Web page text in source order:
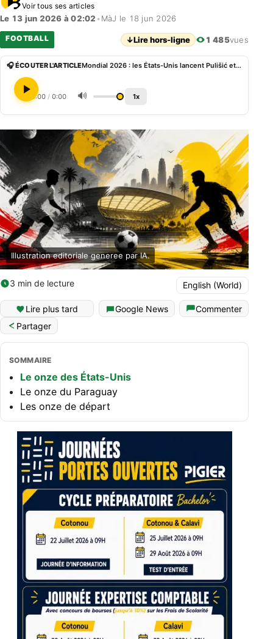
Voir tous ses articles
Le 13 jun 2026 à 02:02 • MàJ le 18 jun 2026
FOOTBALL ↓Lire hors-ligne 1 485vues
🎧 ÉCOUTER L'ARTICLE Mondial 2026 : les États-Unis lancent Pulišić et Balogun face au Paraguay d’Almirón et Enciso
0:00 / 0:00 🔊 1x
Illustration editoriale generee par IA.
3 min de lecture English (World)
Lire plus tard Google News
Commenter
Partager
SOMMAIRE
Le onze des États-Unis
Le onze du Paraguay
Les onze de départ